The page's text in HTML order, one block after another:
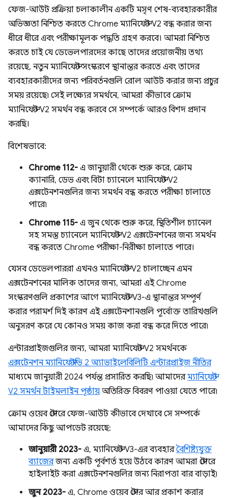
ফেজ-আউট প্রক্রিয়া চলাকালীন একটি মসৃণ শেষ-ব্যবহারকারীর
অভিজ্ঞতা নিশ্চিত করতে Chrome ম্যানিফেস্ট V2 বন্ধ করার জন্য
ধীরে ধীরে এবং পরীক্ষামূলক পদ্ধতি গ্রহণ করবে। আমরা নিশ্চিত
করতে চাই যে ডেভেলপারদের কাছে তাদের প্রয়োজনীয় তথ্য
রয়েছে, নতুন ম্যানিফেস্ট সংস্করণে স্থানান্তর করতে এবং তাদের
ব্যবহারকারীদের জন্য পরিবর্তনগুলি রোল আউট করার জন্য প্রচুর
সময় রয়েছে৷ সেই লক্ষ্যের সমর্থনে, আমরা কীভাবে ক্রোম
ম্যানিফেস্ট V2 সমর্থন বন্ধ করবে সে সম্পর্কে আরও বিশদ প্রদান
করছি।
বিশেষভাবে:
Chrome 112- এ জানুয়ারী থেকে শুরু করে, ক্রোম
ক্যানারি, ডেভ এবং বিটা চ্যানেলে ম্যানিফেস্ট V2
এক্সটেনশনগুলির জন্য সমর্থন বন্ধ করতে পরীক্ষা চালাতে
পারে৷
Chrome 115- এ জুন থেকে শুরু করে, স্থিতিশীল চ্যানেল
সহ সমস্ত চ্যানেলে ম্যানিফেস্ট V2 এক্সটেনশনের জন্য সমর্থন
বন্ধ করতে Chrome পরীক্ষা-নিরীক্ষা চালাতে পারে।
যেসব ডেভেলপাররা এখনও ম্যানিফেস্ট V2 চালাচ্ছেন এমন
এক্সটেনশনের মালিক তাদের জন্য, আমরা এই Chrome
সংস্করণগুলি প্রকাশের আগে ম্যানিফেস্ট V3-এ স্থানান্তর সম্পূর্ণ
করার পরামর্শ দিই কারণ এই এক্সটেনশানগুলি পূর্বোক্ত তারিখগুলি
অনুসরণ করে যে কোনও সময় কাজ করা বন্ধ করে দিতে পারে৷
এন্টারপ্রাইজগুলির জন্য, আমরা ম্যানিফেস্ট V2 সমর্থনকে
এক্সটেনশন ম্যানিফেস্টভি 2 অ্যাভাইলেবিলিটি এন্টারপ্রাইজ নীতির
মাধ্যমে জানুয়ারী 2024 পর্যন্ত প্রসারিত করছি৷ আমাদেরম্যানিফেস্ট
V2 সমর্থন টাইমলাইন পৃষ্ঠায় অতিরিক্ত বিবরণ পাওয়া যেতে পারে৷
ক্রোম ওয়েব স্টোরে ফেজ-আউট কীভাবে দেখাবে সে সম্পর্কে
আমাদের কিছু আপডেট রয়েছে:
জানুয়ারী 2023- এ, ম্যানিফেস্ট V3-এর ব্যবহারবৈশিষ্ট্যযুক্ত
ব্যাজেরজন্য একটি পূর্বশর্ত হয়ে উঠবে কারণ আমরা স্টোরে
হাইলাইট করা এক্সটেনশনগুলির জন্য নিরাপত্তা বার বাড়াই৷
জুন 2023- এ, Chrome ওয়েব স্টোর আর প্রকাশ করার